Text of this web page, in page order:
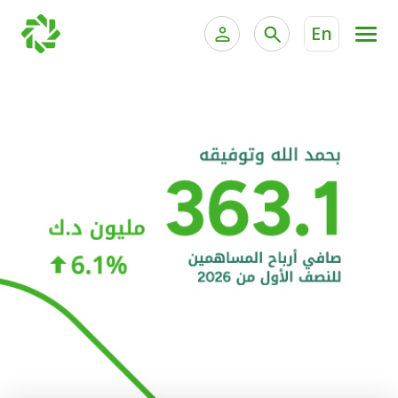
En
الخدمات المصرفية الإلكترونية للشركات
خدمة "بيتك" للتداول الإلكتروني
الحسابات المصرفية
البطاقات
"برامج العملاء"